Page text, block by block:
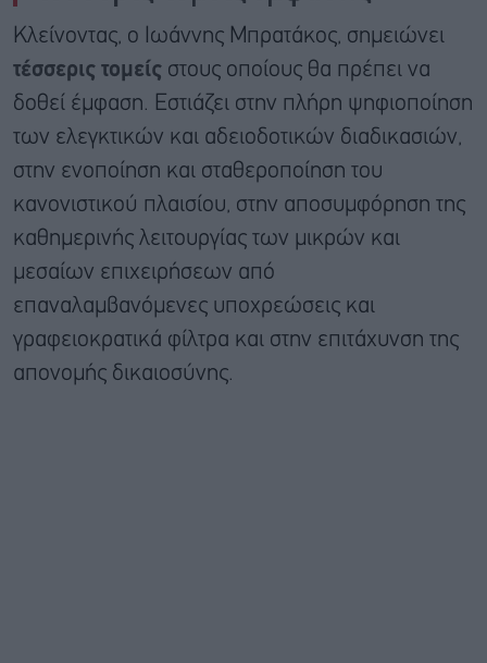
Κλείνοντας, ο Ιωάννης Μπρατάκος, σημειώνει
τέσσερις τομείς στους οποίους θα πρέπει να
δοθεί έμφαση. Εστιάζει στην πλήρη ψηφιοποίηση
των ελεγκτικών και αδειοδοτικών διαδικασιών,
στην ενοποίηση και σταθεροποίηση του
κανονιστικού πλαισίου, στην αποσυμφόρηση της
καθημερινής λειτουργίας των μικρών και
μεσαίων επιχειρήσεων από
επαναλαμβανόμενες υποχρεώσεις και
γραφειοκρατικά φίλτρα και στην επιτάχυνση της
απονομής δικαιοσύνης.